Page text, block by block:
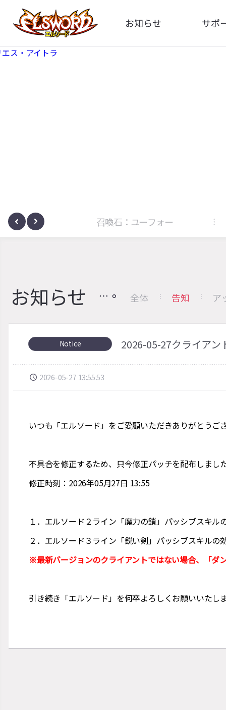
お知らせ
全体
サポ
サノヴァ 召喚石：ユーフォー
お知らせ 全体 告知 ア
Notice 2026-05-27クライア
2026-05-27 13:55:53
いつも「エルソード」をご愛顧いただきありがとうご
不具合を修正するため、只今修正パッチを配布しまし
修正時刻：2026年05月27日 13:55
１．エルソード２ライン「魔力の鎖」パッシブスキ
２．エルソード３ライン「鋭い剣」パッシブスキル
※最新バージョンのクライアントではない場合、「ダ
引き続き「エルソード」を何卒よろしくお願いいたし